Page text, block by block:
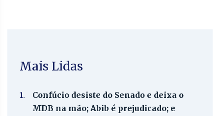
Mais Lidas
1.
Confúcio desiste do Senado e deixa o
MDB na mão; Abib é prejudicado; e